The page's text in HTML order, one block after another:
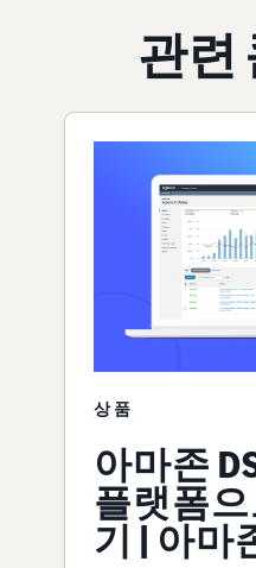
관련
상품
아마존
플랫폼
기 | 아마